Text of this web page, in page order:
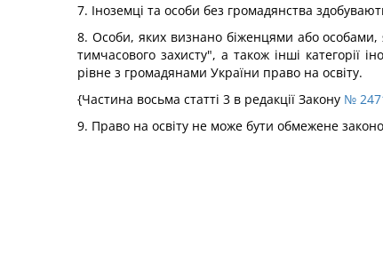
7. Іноземці та особи без громадянства
8. Особи, яких визнано біженцями або особами,
тимчасового захисту", а також інші категорії
рівне з громадянами України право на освіту.
{Частина восьма статті 3 в редакції Закону №
9. Право на освіту не може бути обмежене